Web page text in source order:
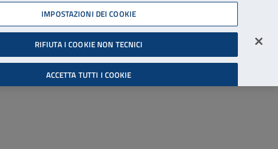
06 45539607
Accessibilità
Cerca
Accedi all'area riservata
IMPOSTAZIONI DEI COOKIE
RIFIUTA I COOKIE NON TECNICI
ACCETTA TUTTI I COOKIE